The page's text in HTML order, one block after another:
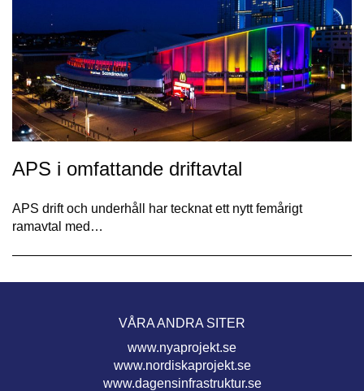
APS i omfattande driftavtal
APS drift och underhåll har tecknat ett nytt femårigt
ramavtal med…
VÅRA ANDRA SITER
www.nyaprojekt.se
www.nordiskaprojekt.se
www.dagensinfrastruktur.se